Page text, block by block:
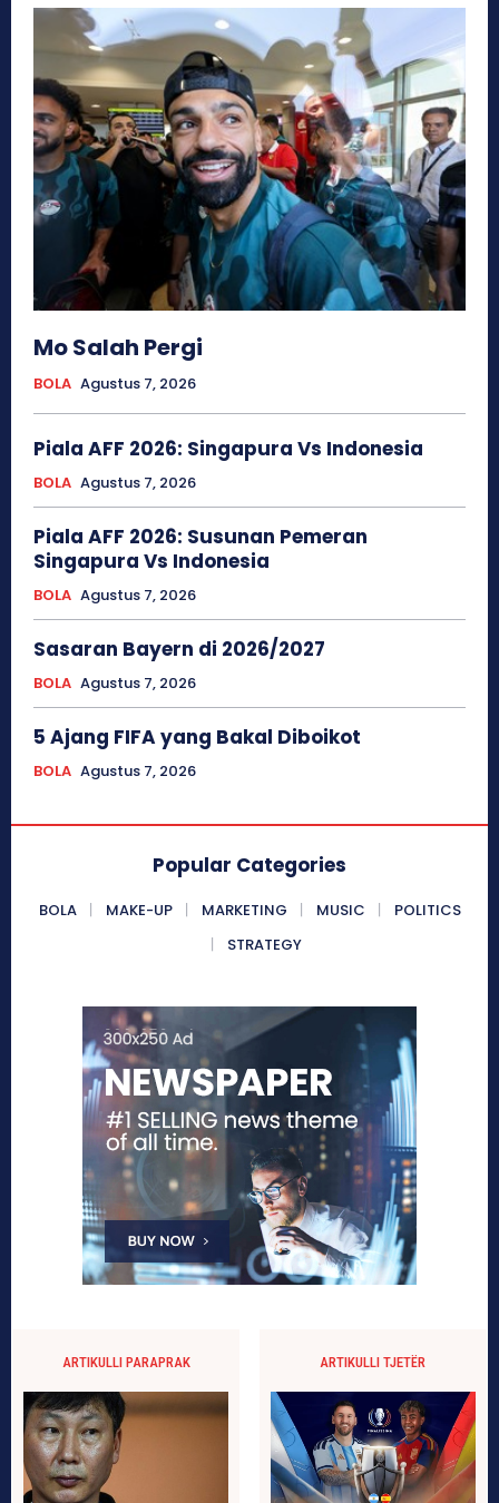
Mo Salah Pergi
BOLA Agustus 7, 2026
Piala AFF 2026: Singapura Vs Indonesia
BOLA Agustus 7, 2026
Piala AFF 2026: Susunan Pemeran
Singapura Vs Indonesia
BOLA Agustus 7, 2026
Sasaran Bayern di 2026/2027
BOLA Agustus 7, 2026
5 Ajang FIFA yang Bakal Diboikot
BOLA Agustus 7, 2026
Popular Categories
BOLA MAKE-UP MARKETING MUSIC
POLITICS
STRATEGY
ARTIKULLI PARAPRAK ARTIKULLI TJETËR